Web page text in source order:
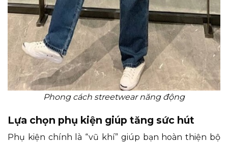
Phong cách streetwear năng động
Lựa chọn phụ kiện giúp tăng sức hút
Phụ kiện chính là “vũ khí” giúp bạn hoàn thiện bộ